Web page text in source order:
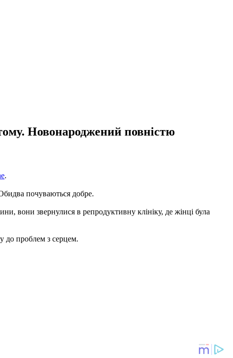
Новонароджений повністю
.
почуваються добре.
вони звернулися в репродуктивну клініку, де жінці була
до проблем з серцем.